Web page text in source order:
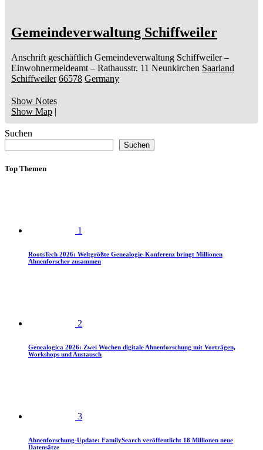
Gemeindeverwaltung Schiffweiler
Anschrift geschäftlich Gemeindeverwaltung Schiffweiler –
Einwohnermeldeamt – Rathausstr. 11 Neunkirchen Saarland
Schiffweiler 66578 Germany
Show Notes
Show Map |
Suchen
Suchen
Top Themen
1
RootsTech 2026: Weltgrößte Genealogie-Konferenz bringt Millionen
Ahnenforscher zusammen
2
Genealogica 2026: Zwei Wochen digitale Ahnenforschung mit Vorträgen,
Workshops und Austausch
3
Ahnenforschung-Update: FamilySearch veröffentlicht 18 Millionen neue
Datensätze